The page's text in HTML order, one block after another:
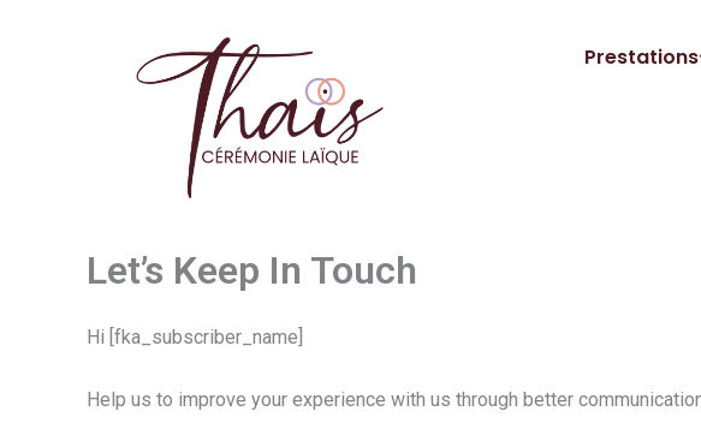
Prestations
Let’s Keep In Touch
Hi [fka_subscriber_name]
Help us to improve your experience with us through better